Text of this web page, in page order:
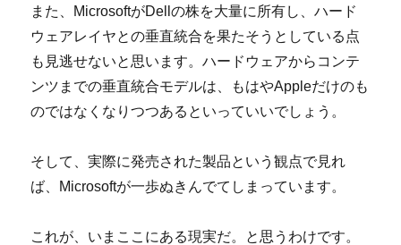
また、MicrosoftがDellの株を大量に所有し、ハード
ウェアレイヤとの垂直統合を果たそうとしている点
も見逃せないと思います。ハードウェアからコンテ
ンツまでの垂直統合モデルは、もはやAppleだけのも
のではなくなりつつあるといっていいでしょう。
そして、実際に発売された製品という観点で見れ
ば、Microsoftが一歩ぬきんでてしまっています。
これが、いまここにある現実だ。と思うわけです。